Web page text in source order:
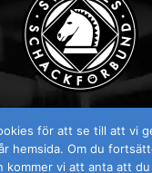
för att se till att vi
hemsida. Om du
kommer vi att anta att